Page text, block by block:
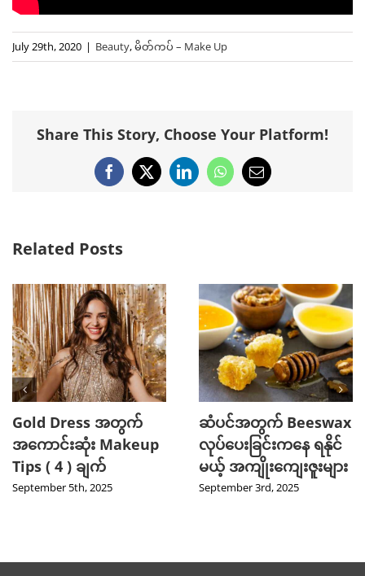
July 29th, 2020 | Beauty,မိတ်ကပ် – Make Up
Share This Story, Choose Your Platform!
Facebook
X LinkedInWhatsApp
Email
Related Posts
Gold Dress အတွက်
အကောင်းဆုံး Makeup
Tips ( 4 ) ချက်
September 5th, 2025
ဆံပင်အတွက် Beeswax
လုပ်ပေးခြင်းကနေ ရနိုင်
မယ့် အကျိုးကျေးဇူးများ
September 3rd, 2025